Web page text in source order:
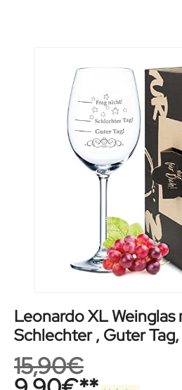
Leonardo XL Weinglas
Schlechter , Guter
Lustige Geschenke -
Geburtstagsgeschenk
15,90€